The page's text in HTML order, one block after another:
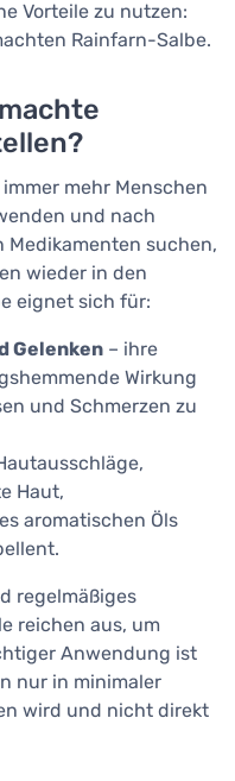
Vorteile zu nutzen:
Rainfarn-Salbe.
mehr Menschen
und nach
suchen,
wieder in den
eignet sich für:
Gelenken – ihre
Wirkung
und Schmerzen zu
Haut,
aromatischen Öls
regelmäßiges
reichen aus, um
Anwendung ist
nur in minimaler
wird und nicht direkt